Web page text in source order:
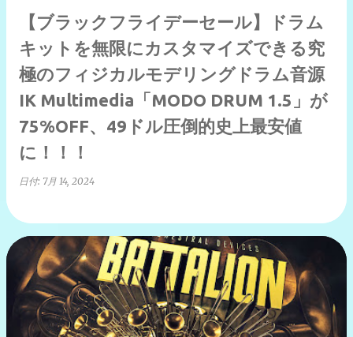
【ブラックフライデーセール】ドラム
キットを無限にカスタマイズできる究
極のフィジカルモデリングドラム音源
IK Multimedia「MODO DRUM 1.5」が
75%OFF、49ドル圧倒的史上最安値
に！！！
日付: 7月 14, 2024